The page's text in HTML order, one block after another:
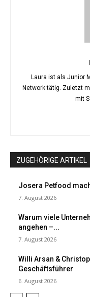
Laura ist als Junior
Network tätig. Zuletzt
mit
ZUGEHÖRIGE ARTIKEL
Josera Petfood
7. August 2026
Warum viele
angehen –...
7. August 2026
Willi Arsan &
Geschäftsführer
6. August 2026